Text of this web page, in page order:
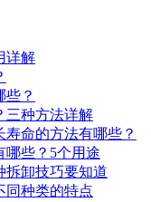
详解
些？
三种方法详解
命的方法有哪些？
哪些？5个用途
拆卸技巧要知道
同种类的特点